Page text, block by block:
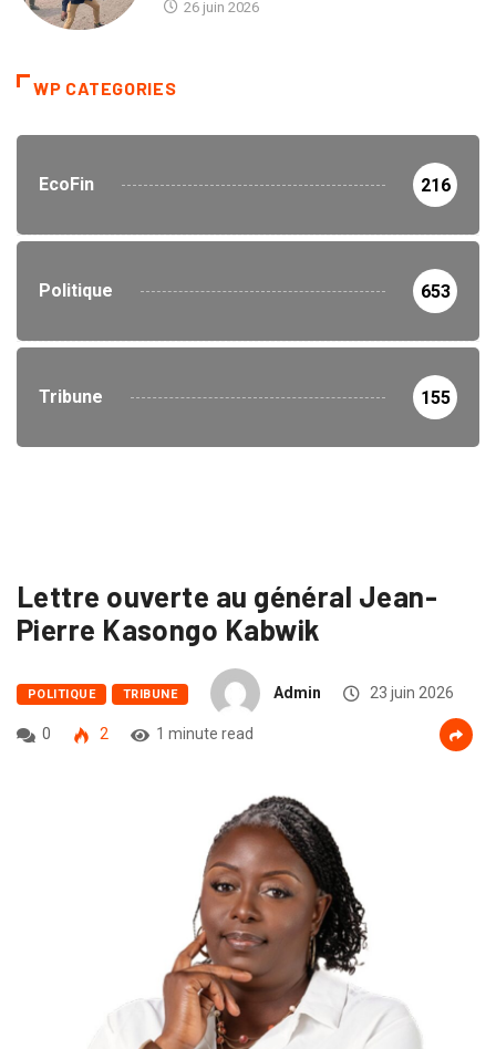
26 juin 2026
WP CATEGORIES
EcoFin 216
Politique 653
Tribune 155
Lettre ouverte au général Jean-
Pierre Kasongo Kabwik
POLITIQUE TRIBUNE Admin 23 juin 2026
0 2 1 minute read